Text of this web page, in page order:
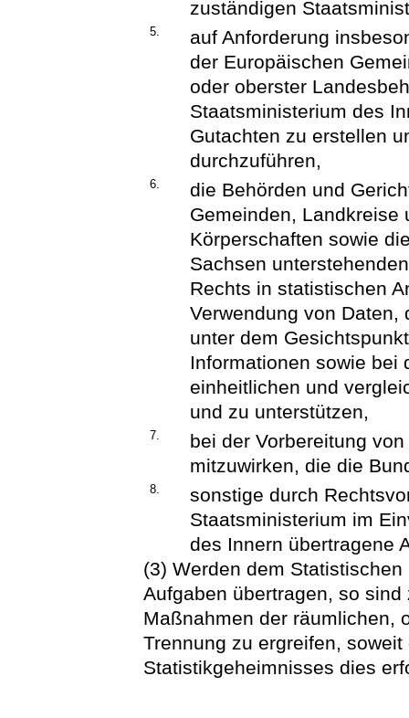
zuständigen
5.
auf Anforderung
der Europäischen
oder oberster
Staatsministerium des
Gutachten zu erstellen
durchzuführen,
6.
die Behörden und
Gemeinden, Landkreise
Körperschaften sowie
Sachsen
Rechts in statistischen
Verwendung von Daten,
unter dem
Informationen sowie bei
einheitlichen und
und zu unterstützen,
7.
bei der Vorbereitung
mitzuwirken, die die
8.
sonstige durch
Staatsministerium im
des Innern übertragene
(3) Werden dem
Aufgaben übertragen, so
Maßnahmen der räumlichen,
Trennung zu ergreifen,
Statistikgeheimnisses dies